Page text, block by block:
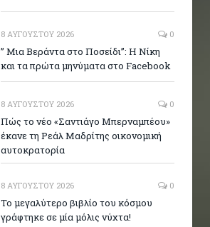
8 ΑΥΓΟΎΣΤΟΥ 2026 0
” Μια Βεράντα στο Ποσείδι”: Η Νίκη
και τα πρώτα μηνύματα στο Facebook
8 ΑΥΓΟΎΣΤΟΥ 2026 0
Πώς το νέο «Σαντιάγο Μπερναμπέου»
έκανε τη Ρεάλ Μαδρίτης οικονομική
αυτοκρατορία
8 ΑΥΓΟΎΣΤΟΥ 2026 0
Το μεγαλύτερο βιβλίο του κόσμου
γράφτηκε σε μία μόλις νύχτα!